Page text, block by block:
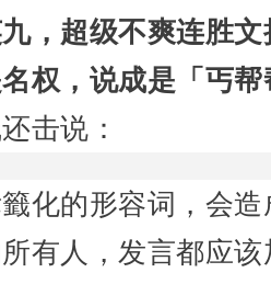
，超级不爽连胜
权，说成是「丐
击说：
籤化的形容词，会
有人，发言都应该